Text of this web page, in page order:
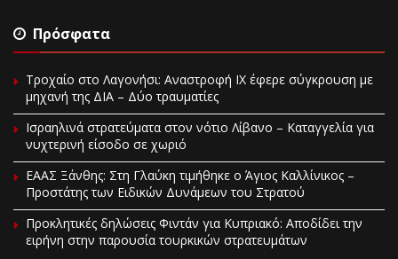
Πρόσφατα
Τροχαίο στο Λαγονήσι: Αναστροφή ΙΧ έφερε σύγκρουση με
μηχανή της ΔΙΑ – Δύο τραυματίες
Ισραηλινά στρατεύματα στον νότιο Λίβανο – Καταγγελία για
νυχτερινή είσοδο σε χωριό
EAAΣ Ξάνθης: Στη Γλαύκη τιμήθηκε ο Άγιος Καλλίνικος –
Προστάτης των Ειδικών Δυνάμεων του Στρατού
Προκλητικές δηλώσεις Φιντάν για Κυπριακό: Αποδίδει την
ειρήνη στην παρουσία τουρκικών στρατευμάτων